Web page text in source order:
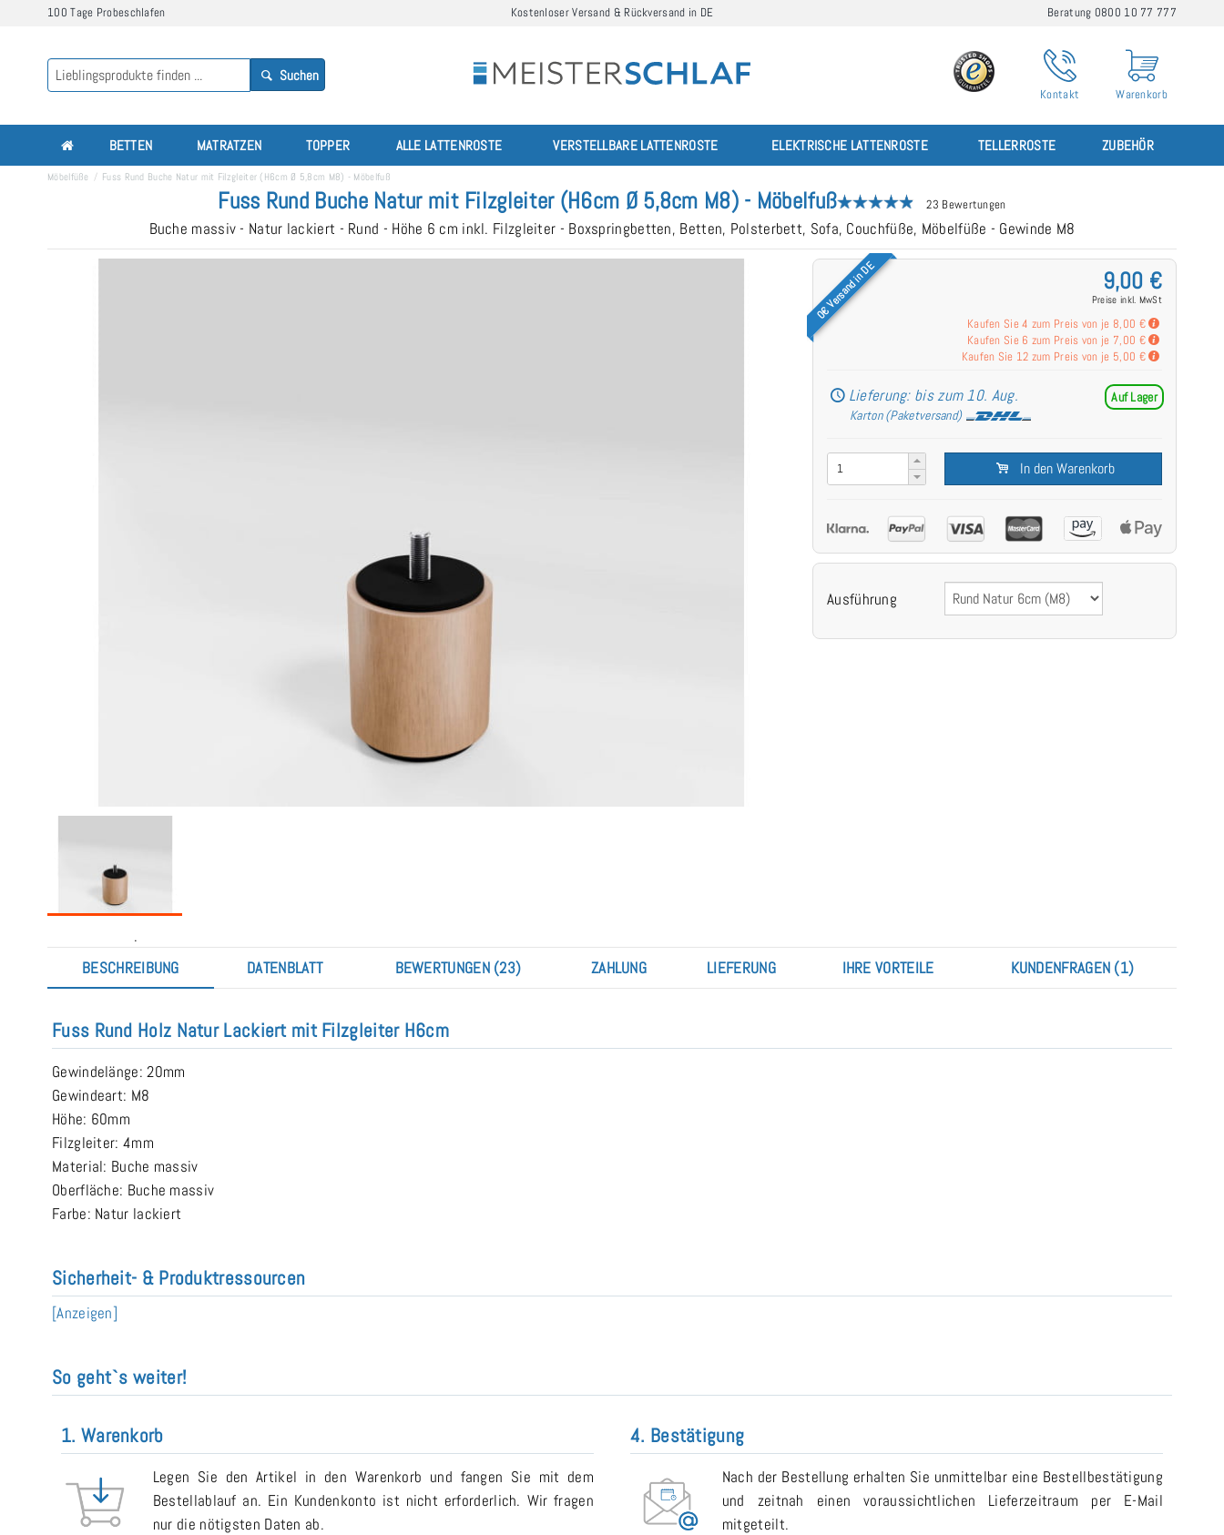
100 Tage Probeschlafen Kostenloser Versand & Rückversand in DE Beratung 0800 10 77 777
Suchen
Kontakt Warenkorb
BETTEN MATRATZEN TOPPER ALLE LATTENROSTE VERSTELLBARE LATTENROSTE ELEKTRISCHE LATTENROSTE TELLERROSTE ZUBEHÖR
Möbelfüße Fuss Rund Buche Natur mit Filzgleiter (H6cm Ø 5,8cm M8) - Möbelfuß
Fuss Rund Buche Natur mit Filzgleiter (H6cm Ø 5,8cm M8) - Möbelfuß 23 Bewertungen
Buche massiv - Natur lackiert - Rund - Höhe 6 cm inkl. Filzgleiter - Boxspringbetten, Betten, Polsterbett, Sofa, Couchfüße, Möbelfüße - Gewinde M8
0€ Versand in DE 9,00 €
Preise inkl. MwSt
Kaufen Sie 4 zum Preis von je 8,00 €
Kaufen Sie 6 zum Preis von je 7,00 €
Kaufen Sie 12 zum Preis von je 5,00 €
Auf Lager
Lieferung: bis zum 10. Aug.
Karton (Paketversand)
In den Warenkorb
Ausführung
.
BESCHREIBUNG
DATENBLATT BEWERTUNGEN (23) ZAHLUNG LIEFERUNG IHRE VORTEILE KUNDENFRAGEN (1)
Fuss Rund Holz Natur Lackiert mit Filzgleiter H6cm
Gewindelänge: 20mm
Gewindeart: M8
Höhe: 60mm
Filzgleiter: 4mm
Material: Buche massiv
Oberfläche: Buche massiv
Farbe: Natur lackiert
Sicherheit- & Produktressourcen
[Anzeigen]
So geht`s weiter!
1. Warenkorb
Legen Sie den Artikel in den Warenkorb und fangen Sie mit dem
Bestellablauf an. Ein Kundenkonto ist nicht erforderlich. Wir fragen
nur die nötigsten Daten ab.
4. Bestätigung
Nach der Bestellung erhalten Sie unmittelbar eine Bestellbestätigung
und zeitnah einen voraussichtlichen Lieferzeitraum per E-Mail
mitgeteilt.